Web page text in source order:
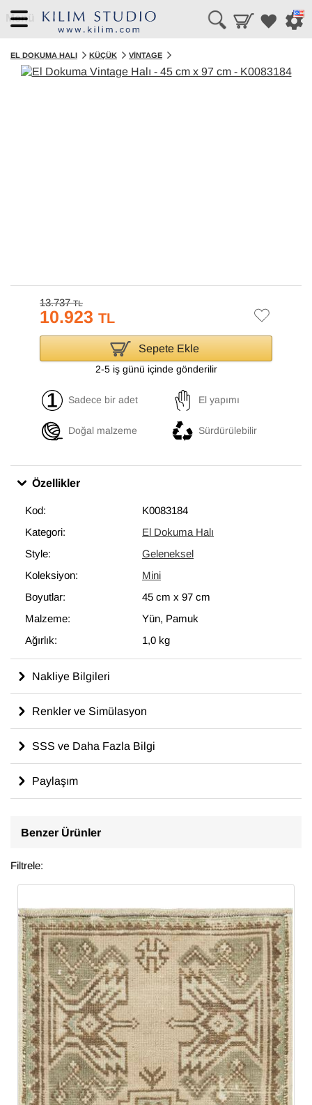
Menü
EL DOKUMA HALI KÜÇÜK VINTAGE
13.737TL
10.923 TL
Sepete Ekle
2-5 iş günü içinde gönderilir
Sadece bir adet El yapımı
Doğal malzeme Sürdürülebilir
Özellikler
Kod:
K0083184
Kategori:
El Dokuma Halı
Style:
Geleneksel
Koleksiyon:
Mini
Boyutlar:
45 cm x 97 cm
Malzeme:
Yün, Pamuk
Ağırlık:
1,0 kg
Nakliye Bilgileri
Renkler ve Simülasyon
SSS ve Daha Fazla Bilgi
Paylaşım
Benzer Ürünler
Filtrele: